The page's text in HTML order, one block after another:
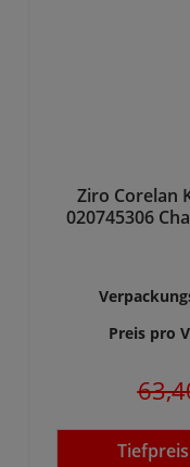
Ziro Corelan
020745306
Preis pro